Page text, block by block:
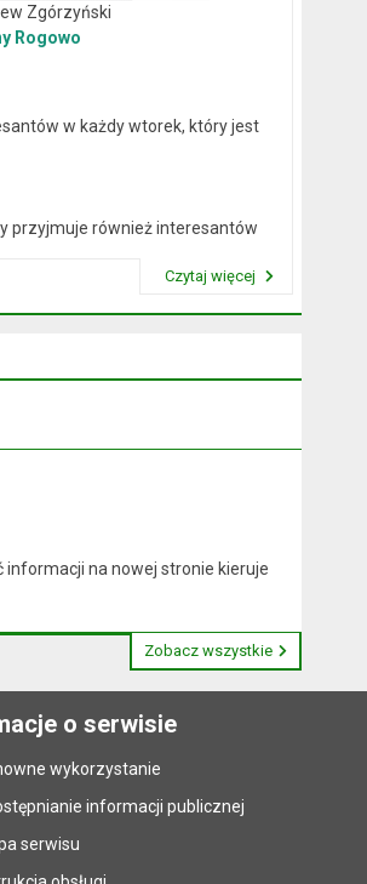
Zgórzyński
Rogowo
w każdy wtorek, który jest
przyjmuje również interesantów
Czytaj więcej
informacji na nowej stronie kieruje
Zobacz wszystkie
o serwisie
wykorzystanie
informacji publicznej
serwisu